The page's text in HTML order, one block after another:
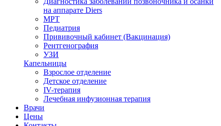
на аппарате Diers
МРТ
Педиатрия
Прививочный кабинет (Вакцинация)
Рентгенография
УЗИ
Капельницы
Взрослое отделение
Детское отделение
IV-терапия
Лечебная инфузионная терапия
Врачи
Цены